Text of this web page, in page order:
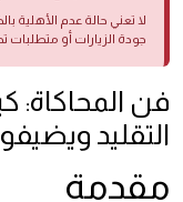
لا تعني حالة عدم الأهلية
جودة الزيارات أو متطلبات
فن المحاكاة:
التقليد
مقدمة